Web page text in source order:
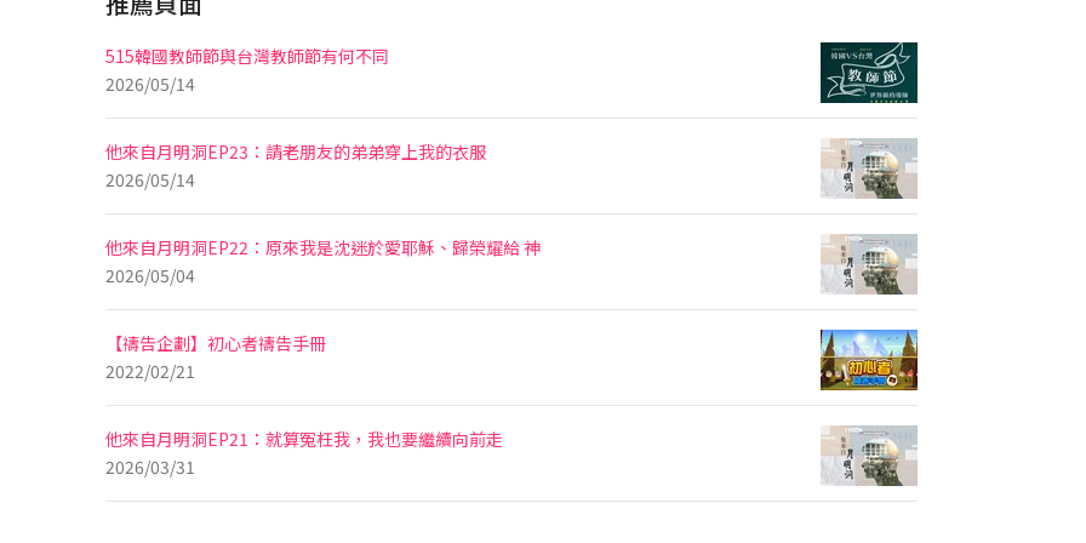
515韓國教師節與台灣教師節有何不同
2026/05/14
他來自月明洞EP23：請老朋友的弟弟穿上我的衣服
2026/05/14
他來自月明洞EP22：原來我是沈迷於愛耶穌、歸榮耀給 神
2026/05/04
【禱告企劃】初心者禱告手冊
2022/02/21
他來自月明洞EP21：就算冤枉我，我也要繼續向前走
2026/03/31